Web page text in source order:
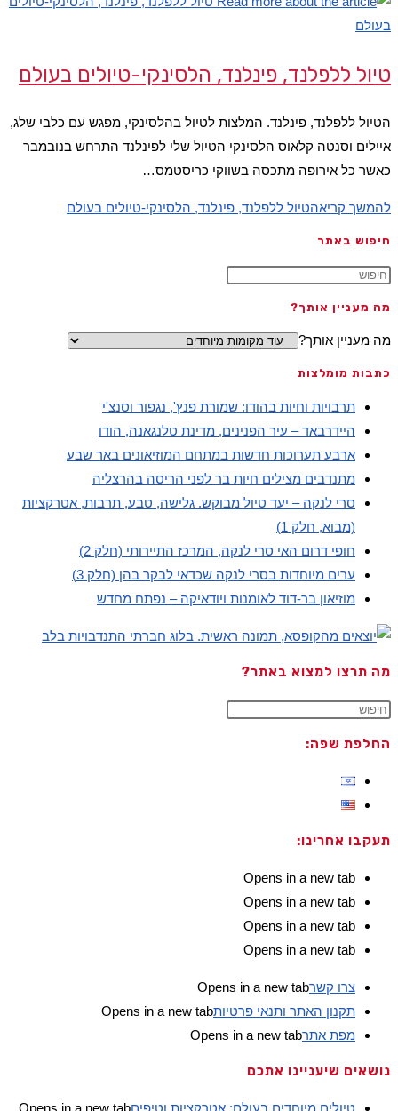
טיול ללפלנד, פינלנד, הלסינקי-טיולים בעולם
הטיול ללפלנד, פינלנד. המלצות לטיול בהלסינקי, מפגש עם כלבי שלג,
איילים וסנטה קלאוס הלסינקי הטיול שלי לפינלנד התרחש בנובמבר
כאשר כל אירופה מתכסה בשווקי כריסטמס…
להמשך קריאהטיול ללפלנד, פינלנד, הלסינקי-טיולים בעולם
חיפוש באתר
מה מעניין אותך?
מה מעניין אותך?
כתבות מומלצות
תרבויות וחיות בהודו: שמורת פנץ', נגפור וסנצ'י
היידרבאד – עיר הפנינים, מדינת טלנגאנה, הודו
ארבע תערוכות חדשות במתחם המוזיאונים באר שבע
מתנדבים מצילים חיות בר לפני הריסה בהרצליה
סרי לנקה – יעד טיול מבוקש. גלישה, טבע, תרבות, אטרקציות
(מבוא, חלק 1)
חופי דרום האי סרי לנקה, המרכז התיירותי (חלק 2)
ערים מיוחדות בסרי לנקה שכדאי לבקר בהן (חלק 3)
מוזיאון בר-דוד לאומנות ויודאיקה – נפתח מחדש
מה תרצו למצוא באתר?
החלפת שפה:
תעקבו אחרינו:
Opens in a new tab
Opens in a new tab
Opens in a new tab
Opens in a new tab
צרו קשרOpens in a new tab
תקנון האתר ותנאי פרטיותOpens in a new tab
מפת אתרOpens in a new tab
נושאים שיעניינו אתכם